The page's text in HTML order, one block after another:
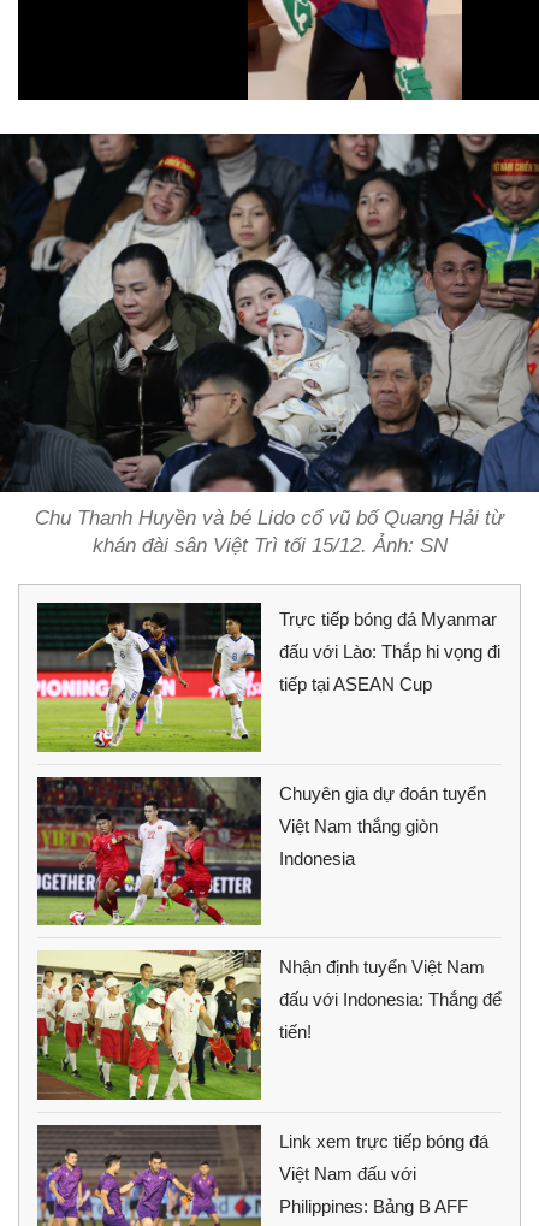
Chu Thanh Huyền và bé Lido cổ vũ bố Quang Hải từ
khán đài sân Việt Trì tối 15/12. Ảnh: SN
Trực tiếp bóng đá Myanmar
đấu với Lào: Thắp hi vọng đi
tiếp tại ASEAN Cup
Chuyên gia dự đoán tuyển
Việt Nam thắng giòn
Indonesia
Nhận định tuyển Việt Nam
đấu với Indonesia: Thắng để
tiến!
Link xem trực tiếp bóng đá
Việt Nam đấu với
Philippines: Bảng B AFF